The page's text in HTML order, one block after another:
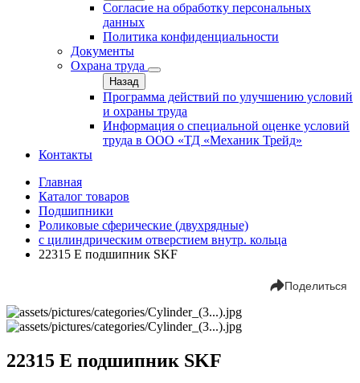
Согласие на обработку персональных
данных
Политика конфиденциальности
Документы
Охрана труда
Назад
Программа действий по улучшению условий
и охраны труда
Информация о специальной оценке условий
труда в ООО «ТД «Механик Трейд»
Контакты
Главная
Каталог товаров
Подшипники
Роликовые сферические (двухрядные)
с цилиндрическим отверстием внутр. кольца
22315 Е подшипник SKF
Поделиться
22315 Е подшипник SKF